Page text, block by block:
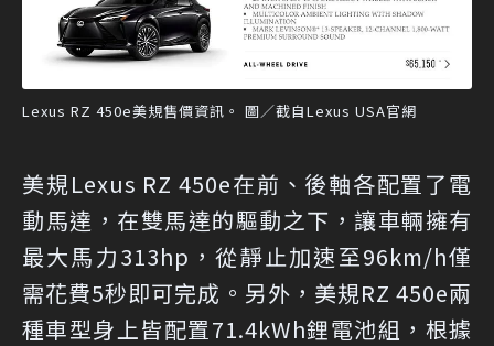
Lexus RZ 450e美規售價資訊。 圖／截自Lexus USA官網
美規Lexus RZ 450e在前、後軸各配置了電
動馬達，在雙馬達的驅動之下，讓車輛擁有
最大馬力313hp，從靜止加速至96km/h僅
需花費5秒即可完成。另外，美規RZ 450e兩
種車型身上皆配置71.4kWh鋰電池組，根據